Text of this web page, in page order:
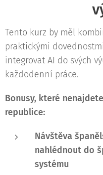
Tento kurz by měl
praktickými
integrovat AI do svých
každodenní práce.
Bonusy, které
republice:
Návštěva
nahlédnout do
systému